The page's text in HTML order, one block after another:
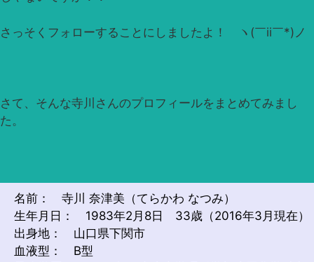
さっそくフォローすることにしましたよ！ ヽ(￣ii￣*)ノ
さて、そんな寺川さんのプロフィールをまとめてみまし
た。
名前： 寺川 奈津美（てらかわ なつみ）
生年月日： 1983年2月8日 33歳（2016年3月現在）
出身地： 山口県下関市
血液型： B型